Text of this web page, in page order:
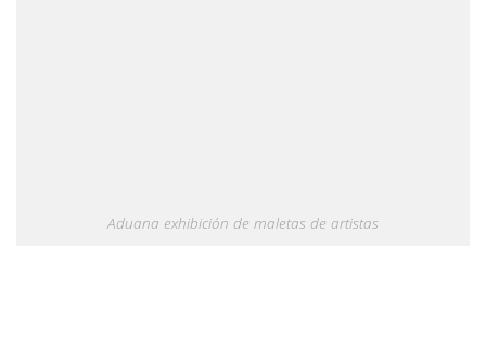
Aduana exhibición de maletas de artistas